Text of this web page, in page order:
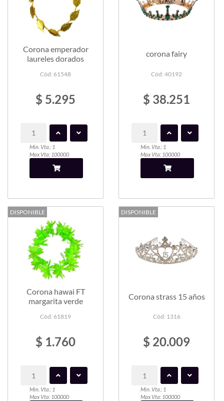
Corona emperador
laureles dorados
Cód: 61548
$ 5.295
Min. Vta.: 1
Max Vta: 100000
corona fairy
Cód: 40192
$ 38.251
Min. Vta.: 1
Max Vta: 100000
DISPONIBLE
Corona hawai FT
margarita verde
Cód: 61819
$ 1.760
Min. Vta.: 1
Max Vta: 100000
DISPONIBLE
Corona strass 15 años
Cód: 1316
$ 20.009
Min. Vta.: 1
Max Vta: 100000